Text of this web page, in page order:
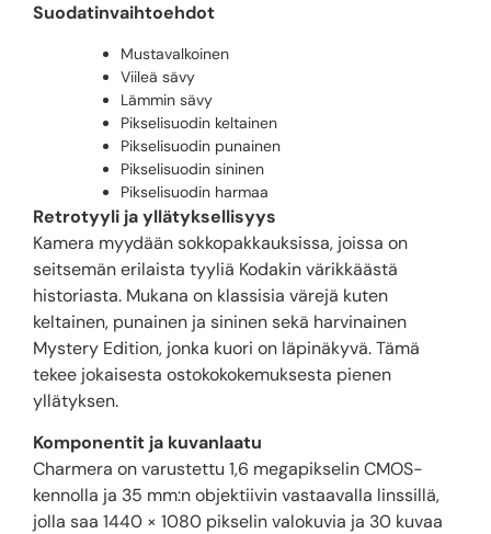
Suodatinvaihtoehdot
Mustavalkoinen
Viileä sävy
Lämmin sävy
Pikselisuodin keltainen
Pikselisuodin punainen
Pikselisuodin sininen
Pikselisuodin harmaa
Retrotyyli ja yllätyksellisyys
Kamera myydään sokkopakkauksissa, joissa on
seitsemän erilaista tyyliä Kodakin värikkäästä
historiasta. Mukana on klassisia värejä kuten
keltainen, punainen ja sininen sekä harvinainen
Mystery Edition, jonka kuori on läpinäkyvä. Tämä
tekee jokaisesta ostokokokemuksesta pienen
yllätyksen.
Komponentit ja kuvanlaatu
Charmera on varustettu 1,6 megapikselin CMOS-
kennolla ja 35 mm:n objektiivin vastaavalla linssillä,
jolla saa 1440 × 1080 pikselin valokuvia ja 30 kuvaa